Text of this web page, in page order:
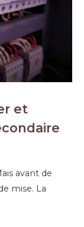
et
avant de
mise. La